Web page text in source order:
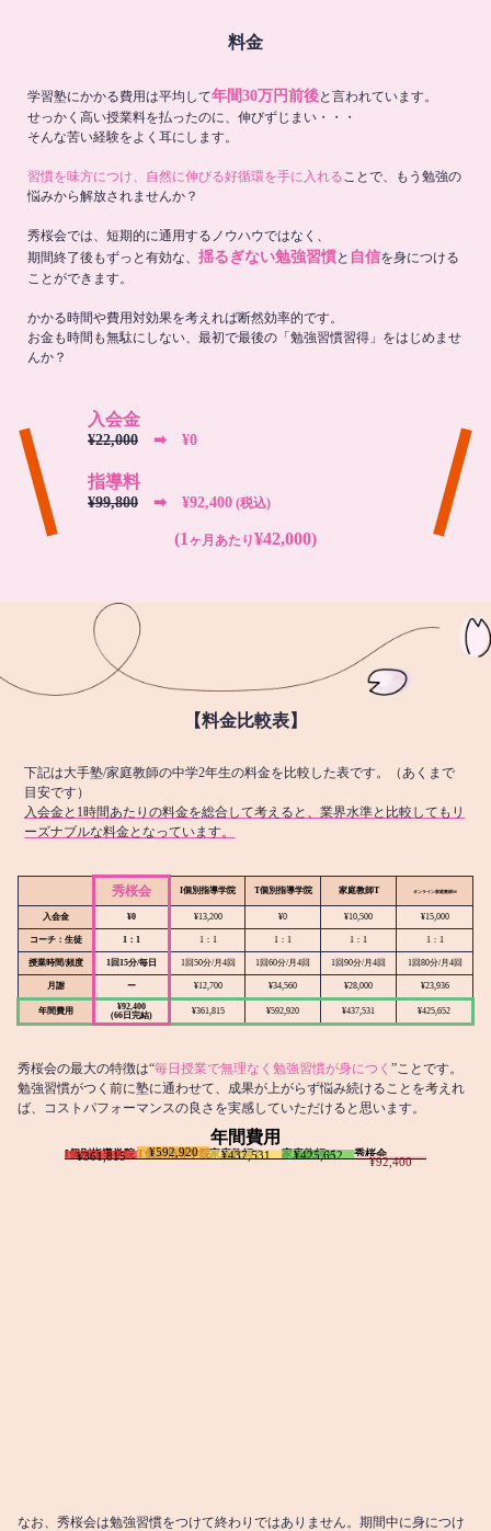
料金
学習塾にかかる費用は平均して年間30万円前後と言われています。
せっかく高い授業料を払ったのに、伸びずじまい・・・
そんな苦い経験をよく耳にします。
習慣を味方につけ、自然に伸びる好循環を手に入れる ことで、もう勉強の
悩みから解放されませんか？
秀桜会では、短期的に通用するノウハウではなく、
期間終了後もずっと有効な、 揺るぎない勉強習慣と 自信を身につける
ことができます。
かかる時間や費用対効果を考えれば断然効率的です。
お金も時間も無駄にしない、最初で最後の「勉強習慣習得」をはじめませ
んか？
入会金
¥22,000 ➡︎ ¥0
指導料
¥99,800 ➡︎ ¥92,400 (税込)
(1 ヶ月あたり¥42,000)
【料金比較表】
下記は大手塾/家庭教師の中学2年生の料金を比較した表です。（あくまで
目安です）
入会金と1時間あたりの料金を総合して考えると、業界水準と比較してもリ
ーズナブルな料金となっています。
秀桜会 I個別指導学院 T個別指導学院 家庭教師T オンライン家庭教師M
入会金 ¥0 ¥13,200 ¥0 ¥10,500 ¥15,000
コーチ：生徒 1：1 1：1 1：1 1：1 1：1
授業時間/頻度 1回15分/毎日 1回50分/月4回 1回60分/月4回 1回90分/月4回 1回80分/月4回
月謝 ー ¥12,700 ¥34,560 ¥28,000 ¥23,936
年間費用
¥92,400
(66日完結)
¥361,815 ¥592,920 ¥437,531 ¥425,652
秀桜会の最大の特徴は“毎日授業で無理なく勉強習慣が身につく ”ことです。
勉強習慣がつく前に塾に通わせて、成果が上がらず悩み続けることを考えれ
ば、コストパフォーマンスの良さを実感していただけると思います。
年間費用
I個別指導学院
¥361,815 T個別指導学院
¥592,920 家庭教師T
¥437,531 家庭教師M
¥425,652 秀桜会
¥92,400
なお、秀桜会は勉強習慣をつけて終わりではありません。期間中に身につけ